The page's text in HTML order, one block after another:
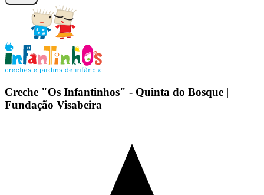
Creche "Os Infantinhos" - Quinta do Bosque |
Fundação Visabeira